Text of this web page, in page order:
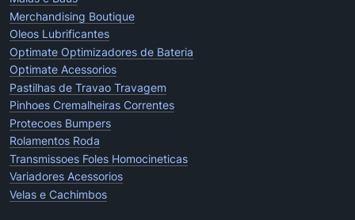
Merchandising Boutique
Oleos Lubrificantes
Optimate Optimizadores de Bateria
Optimate Acessorios
Pastilhas de Travao Travagem
Pinhoes Cremalheiras Correntes
Protecoes Bumpers
Rolamentos Roda
Transmissoes Foles Homocineticas
Variadores Acessorios
Velas e Cachimbos